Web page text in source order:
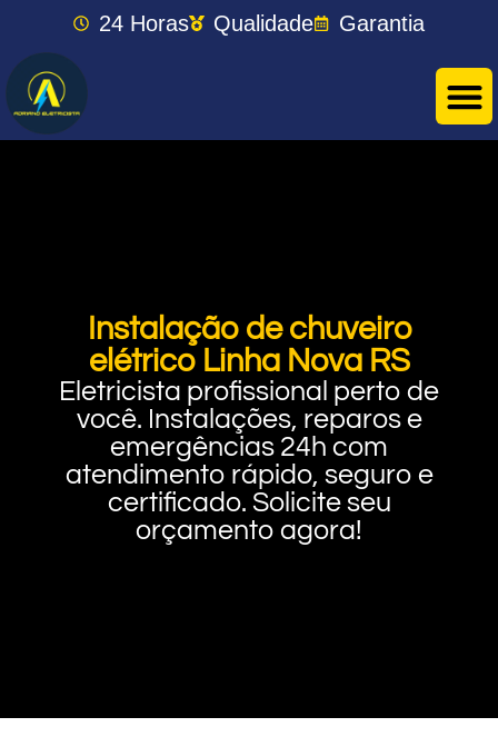
24 Horas Qualidade Garantia
Instalação de chuveiro
elétrico Linha Nova RS
Eletricista profissional perto de
você. Instalações, reparos e
emergências 24h com
atendimento rápido, seguro e
certificado. Solicite seu
orçamento agora!